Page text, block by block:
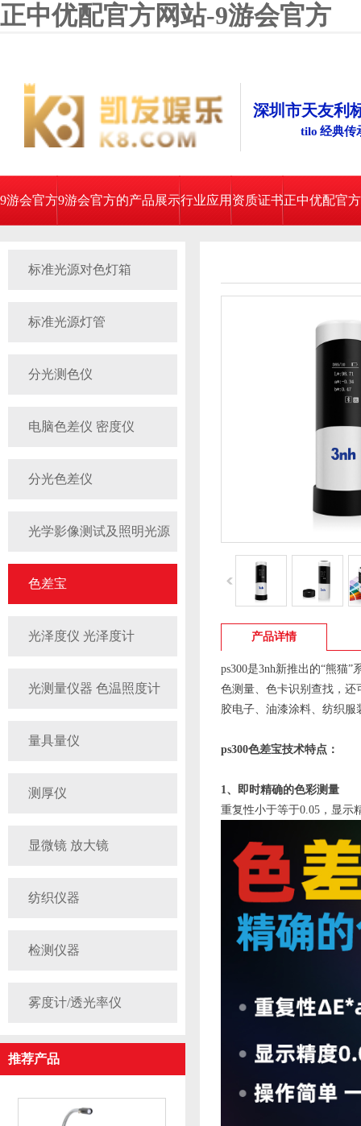
正中优配官方网站-9游会官方
深圳市天友利
tilo 经典传
9游会官方9游会官方的产品展示行业应用 资质证书正中优配官
标准光源对色灯箱
标准光源灯管
分光测色仪
电脑色差仪 密度仪
分光色差仪
光学影像测试及照明光源
色差宝
光泽度仪 光泽度计
光测量仪器 色温照度计
量具量仪
测厚仪
显微镜 放大镜
纺织仪器
检测仪器
雾度计/透光率仪
推荐产品
产品详情
ps300是3nh新推出的“熊猫
色测量、色卡识别查找
胶电子、油漆涂料、纺织
ps300色差宝技术特点：
1、即时精确的色彩测量
重复性小于等于0.05，显示